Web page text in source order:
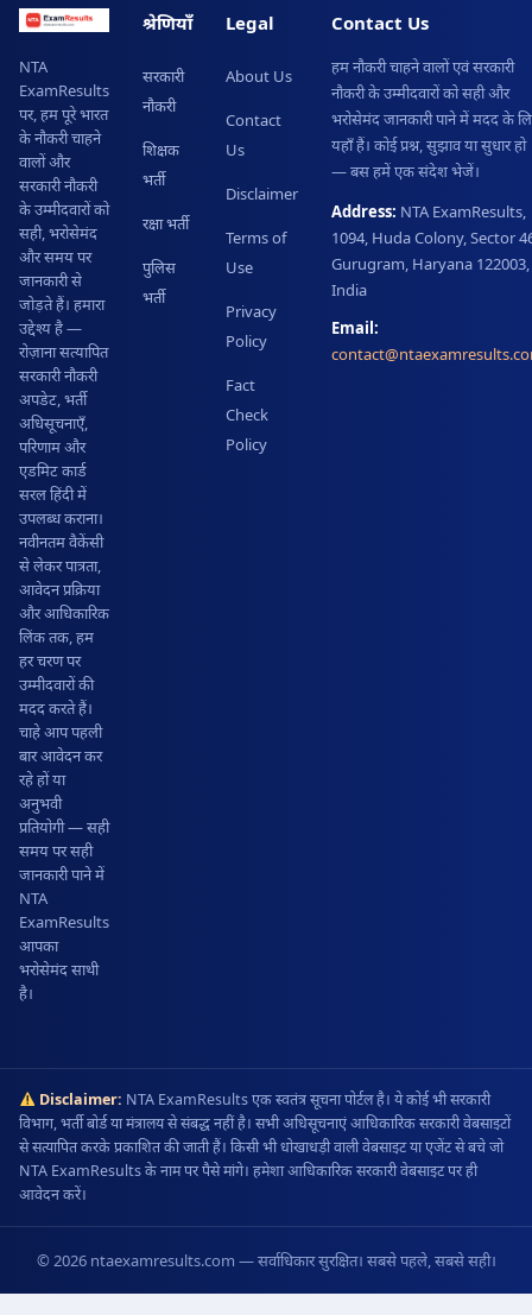
NTA
ExamResults
पर, हम पूरे भारत
के नौकरी चाहने
वालों और
सरकारी नौकरी
के उम्मीदवारों को
सही, भरोसेमंद
और समय पर
जानकारी से
जोड़ते हैं। हमारा
उद्देश्य है —
रोज़ाना सत्यापित
सरकारी नौकरी
अपडेट, भर्ती
अधिसूचनाएँ,
परिणाम और
एडमिट कार्ड
सरल हिंदी में
उपलब्ध कराना।
नवीनतम वैकेंसी
से लेकर पात्रता,
आवेदन प्रक्रिया
और आधिकारिक
लिंक तक, हम
हर चरण पर
उम्मीदवारों की
मदद करते हैं।
चाहे आप पहली
बार आवेदन कर
रहे हों या
अनुभवी
प्रतियोगी — सही
समय पर सही
जानकारी पाने में
NTA
ExamResults
आपका
भरोसेमंद साथी
है।
श्रेणियाँ
सरकारी
नौकरी
शिक्षक
भर्ती
रक्षा भर्ती
पुलिस
भर्ती
Legal
About Us
Contact
Us
Disclaimer
Terms of
Use
Privacy
Policy
Fact
Check
Policy
Contact Us
हम नौकरी चाहने वालों एवं सरकारी
नौकरी के उम्मीदवारों को सही और
भरोसेमंद जानकारी पाने में मदद के
यहाँ हैं। कोई प्रश्न, सुझाव या सुधार हो
— बस हमें एक संदेश भेजें।
Address: NTA ExamResults,
1094, Huda Colony, Sector
Gurugram, Haryana 122003,
India
Email:
Disclaimer: NTA ExamResults एक स्वतंत्र सूचना पोर्टल है। ये कोई भी सरकारी
विभाग, भर्ती बोर्ड या मंत्रालय से संबद्ध नहीं है। सभी अधिसूचनाएं आधिकारिक सरकारी वेबसाइटों
से सत्यापित करके प्रकाशित की जाती हैं। किसी भी धोखाधड़ी वाली वेबसाइट या एजेंट से बचे जो
NTA ExamResults के नाम पर पैसे मांगे। हमेशा आधिकारिक सरकारी वेबसाइट पर ही
आवेदन करें।
© 2026 ntaexamresults.com — सर्वाधिकार सुरक्षित। सबसे पहले, सबसे सही।